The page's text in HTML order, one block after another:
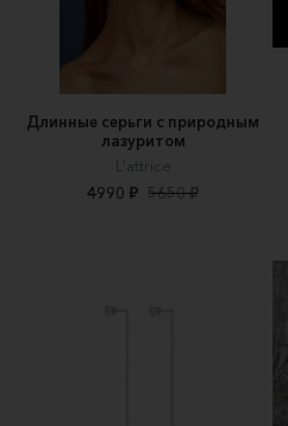
Длинные серьги с природным
лазуритом
L'attrice
4990 ₽ 5650 ₽